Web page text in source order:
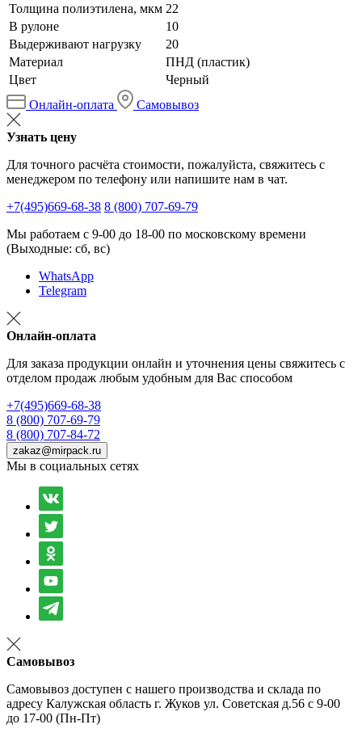
Толщина полиэтилена, мкм 22
В рулоне
10
Выдерживают нагрузку
20
Материал
ПНД (пластик)
Цвет
Черный
Онлайн-оплата
Самовывоз
Узнать цену
Для точного расчёта стоимости, пожалуйста, свяжитесь с
менеджером по телефону или напишите нам в чат.
+7(495)669-68-38 8 (800) 707-69-79
Мы работаем с 9-00 до 18-00 по московскому времени
(Выходные: сб, вс)
WhatsApp
Telegram
Онлайн-оплата
Для заказа продукции онлайн и уточнения цены свяжитесь с
отделом продаж любым удобным для Вас способом
+7(495)669-68-38
8 (800) 707-69-79
8 (800) 707-84-72
zakaz@mirpack.ru
Мы в социальных сетях
Самовывоз
Самовывоз доступен с нашего производства и склада по
адресу Калужская область г. Жуков ул. Советская д.56 с 9-00
до 17-00 (Пн-Пт)